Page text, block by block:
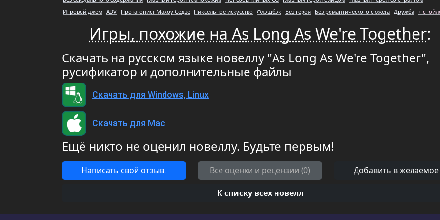
Игровой джем ADV Протагонист Махоу Сёдзё Пиксельное искусство Флэшбэк Без героя Без романтического сюжета Дружба +
Игры, похожие на As Long As We're Together:
Скачать на русском языке новеллу "As Long As We're Together",
русификатор и дополнительные файлы
Скачать для Windows, Linux
Скачать для Mac
Ещё никто не оценил новеллу. Будьте первым!
Написать свой отзыв! Все оценки и рецензии (0) Добавить в желаемое
К списку всех новелл